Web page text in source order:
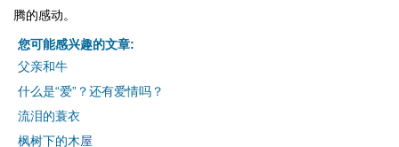
腾的感动。
您可能感兴趣的文章:
父亲和牛
什么是“爱”？还有爱情吗？
流泪的蓑衣
枫树下的木屋